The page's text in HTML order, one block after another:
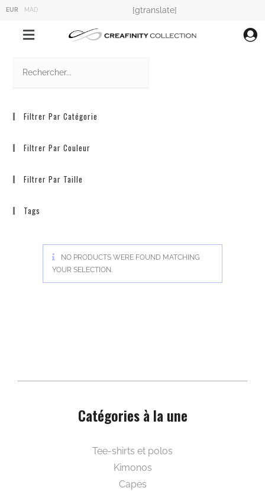
EUR MAD [gtranslate]
Filtrer Par Catégorie
Filtrer Par Couleur
Filtrer Par Taille
Tags
NO PRODUCTS WERE FOUND MATCHING
YOUR SELECTION.
Catégories à la une
Tee-shirts et polos
Kimonos
Capes